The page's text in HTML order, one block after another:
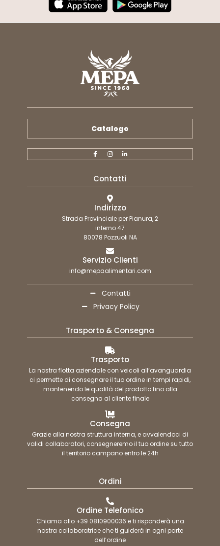
Catalogo
Contatti
Indirizzo
Strada Provinciale per Pianura, 2
interno 47
80078 Pozzuoli NA
Servizio Clienti
info@mepaalimentari.com
Contatti
Privacy Policy
Trasporto & Consegna
Trasporto
La nostra flotta aziendale con veicoli all’avanguardia
ci permette di consegnare il tuo ordine in tempi rapidi,
mantenendo le qualità del prodotto fino alla
consegna al cliente finale
Consegna
Grazie alla nostra struttura interna, e avvalendoci di
validi collaboratori, consegneremo il tuo ordine su tutto
il territorio campano entro le 24h
Ordini
Ordine Telefonico
Chiama allo +39 0810900036 e ti risponderà una
nostra collaboratrice che ti guiderà in ogni parte
dell’ordine